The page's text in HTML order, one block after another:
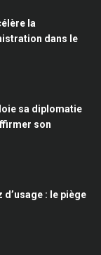
la
dans le
sa diplomatie
son
: le piège